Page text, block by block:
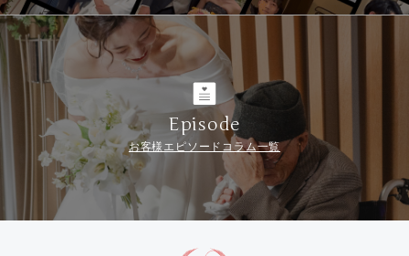
Episode
お客様エピソードコラム一覧